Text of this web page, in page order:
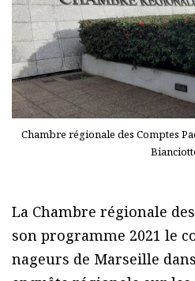
Chambre régionale des Comptes
La Chambre régionale
son programme 2021 le
nageurs de Marseille